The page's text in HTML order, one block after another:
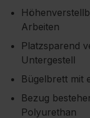
Arbeiten
Platzsparend
Untergestell
Bügelbrett mit
Bezug
Polyurethan